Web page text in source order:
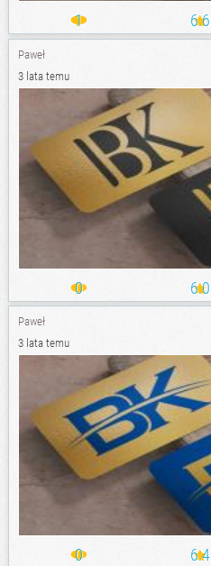
1 6.6
Paweł
3 lata temu
0 6.0
Paweł
3 lata temu
0 6.4